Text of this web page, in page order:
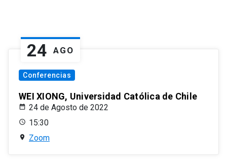
24 AGO
Conferencias
WEI XIONG, Universidad Católica de Chile
24 de Agosto de 2022
15:30
Zoom